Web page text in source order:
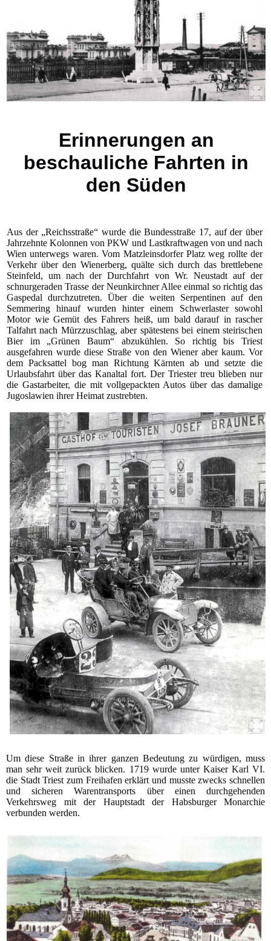
Erinnerungen an
beschauliche Fahrten in
den Süden
Aus der „Reichsstraße“ wurde die Bundesstraße 17, auf der über
Jahrzehnte Kolonnen von PKW und Lastkraftwagen von und nach
Wien unterwegs waren. Vom Matzleinsdorfer Platz weg rollte der
Verkehr über den Wienerberg, quälte sich durch das brettlebene
Steinfeld, um nach der Durchfahrt von Wr. Neustadt auf der
schnurgeraden Trasse der Neunkirchner Allee einmal so richtig das
Gaspedal durchzutreten. Über die weiten Serpentinen auf den
Semmering hinauf wurden hinter einem Schwerlaster sowohl
Motor wie Gemüt des Fahrers heiß, um bald darauf in rascher
Talfahrt nach Mürzzuschlag, aber spätestens bei einem steirischen
Bier im „Grünen Baum“ abzukühlen. So richtig bis Triest
ausgefahren wurde diese Straße von den Wiener aber kaum. Vor
dem Packsattel bog man Richtung Kärnten ab und setzte die
Urlaubsfahrt über das Kanaltal fort. Der Triester treu blieben nur
die Gastarbeiter, die mit vollgepackten Autos über das damalige
Jugoslawien ihrer Heimat zustrebten.
Um diese Straße in ihrer ganzen Bedeutung zu würdigen, muss
man sehr weit zurück blicken. 1719 wurde unter Kaiser Karl VI.
die Stadt Triest zum Freihafen erklärt und musste zwecks schnellen
und sicheren Warentransports über einen durchgehenden
Verkehrsweg mit der Hauptstadt der Habsburger Monarchie
verbunden werden.